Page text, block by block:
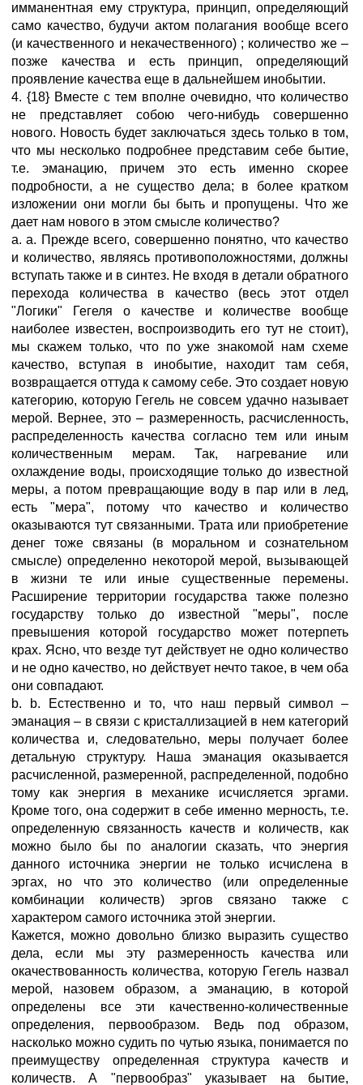
имманентная ему структура, принцип, определяющий
само качество, будучи актом полагания вообще всего
(и качественного и некачественного) ; количество же –
позже качества и есть принцип, определяющий
проявление качества еще в дальнейшем инобытии.
4. {18} Вместе с тем вполне очевидно, что количество
не представляет собою чего-нибудь совершенно
нового. Новость будет заключаться здесь только в том,
что мы несколько подробнее представим себе бытие,
т.е. эманацию, причем это есть именно скорее
подробности, а не существо дела; в более кратком
изложении они могли бы быть и пропущены. Что же
дает нам нового в этом смысле количество?
a. a. Прежде всего, совершенно понятно, что качество
и количество, являясь противоположностями, должны
вступать также и в синтез. Не входя в детали обратного
перехода количества в качество (весь этот отдел
"Логики" Гегеля о качестве и количестве вообще
наиболее известен, воспроизводить его тут не стоит),
мы скажем только, что по уже знакомой нам схеме
качество, вступая в инобытие, находит там себя,
возвращается оттуда к самому себе. Это создает новую
категорию, которую Гегель не совсем удачно называет
мерой. Вернее, это – размеренность, расчисленность,
распределенность качества согласно тем или иным
количественным мерам. Так, нагревание или
охлаждение воды, происходящие только до известной
меры, а потом превращающие воду в пар или в лед,
есть "мера", потому что качество и количество
оказываются тут связанными. Трата или приобретение
денег тоже связаны (в моральном и сознательном
смысле) определенно некоторой мерой, вызывающей
в жизни те или иные существенные перемены.
Расширение территории государства также полезно
государству только до известной "меры", после
превышения которой государство может потерпеть
крах. Ясно, что везде тут действует не одно количество
и не одно качество, но действует нечто такое, в чем оба
они совпадают.
b. b. Естественно и то, что наш первый символ –
эманация – в связи с кристаллизацией в нем категорий
количества и, следовательно, меры получает более
детальную структуру. Наша эманация оказывается
расчисленной, размеренной, распределенной, подобно
тому как энергия в механике исчисляется эргами.
Кроме того, она содержит в себе именно мерность, т.е.
определенную связанность качеств и количеств, как
можно было бы по аналогии сказать, что энергия
данного источника энергии не только исчислена в
эргах, но что это количество (или определенные
комбинации количеств) эргов связано также с
характером самого источника этой энергии.
Кажется, можно довольно близко выразить существо
дела, если мы эту размеренность качества или
окачествованность количества, которую Гегель назвал
мерой, назовем образом, а эманацию, в которой
определены все эти качественно-количественные
определения, первообразом. Ведь под образом,
насколько можно судить по чутью языка, понимается по
преимуществу определенная структура качеств и
количеств. А "первообраз" указывает на бытие,